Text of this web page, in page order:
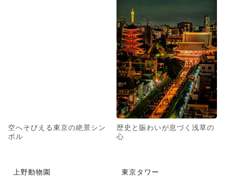
空へそびえる東京の絶景シン
ボル
歴史と賑わいが息づく浅草の
心
上野動物園 東京タワー